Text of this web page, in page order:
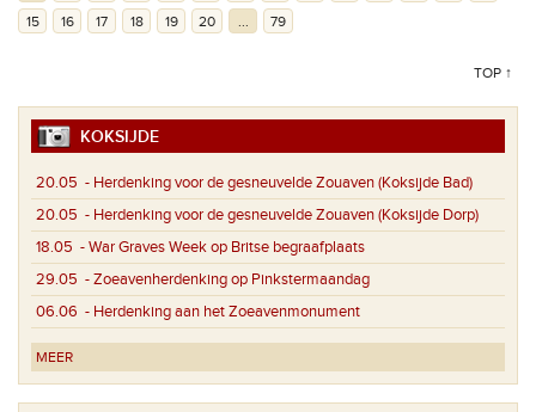
15
16 17 18 19 20 79
TOP ↑
KOKSIJDE
20.05 - Herdenking voor de gesneuvelde Zouaven (Koksijde Bad)
20.05 - Herdenking voor de gesneuvelde Zouaven (Koksijde Dorp)
18.05 - War Graves Week op Britse begraafplaats
29.05 - Zoeavenherdenking op Pinkstermaandag
06.06 - Herdenking aan het Zoeavenmonument
MEER